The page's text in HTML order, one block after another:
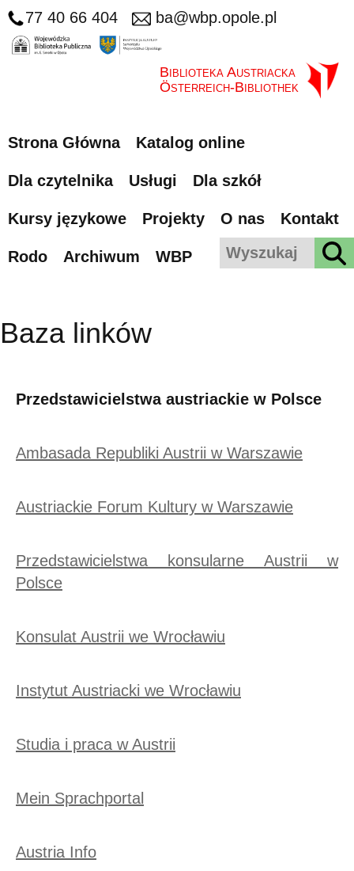
77 40 66 404 ba@wbp.opole.pl
Biblioteka Austriacka
Österreich-Bibliothek
Strona Główna Katalog online
Dla czytelnika Usługi Dla szkół
Kursy językowe Projekty O nas Kontakt
Rodo Archiwum WBP
Baza linków
Przedstawicielstwa austriackie w Polsce
Ambasada Republiki Austrii w Warszawie
Austriackie Forum Kultury w Warszawie
Przedstawicielstwa konsularne Austrii w
Polsce
Konsulat Austrii we Wrocławiu
Instytut Austriacki we Wrocławiu
Studia i praca w Austrii
Mein Sprachportal
Austria Info